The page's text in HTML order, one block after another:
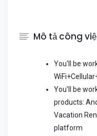
Mô tả công
You'll be
You’ll be
products:
Vacation
platform